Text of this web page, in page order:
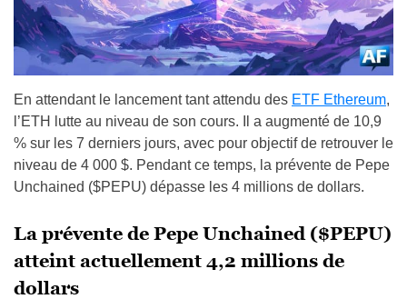
En attendant le lancement tant attendu des ETF Ethereum,
l’ETH lutte au niveau de son cours. Il a augmenté de 10,9
% sur les 7 derniers jours, avec pour objectif de retrouver le
niveau de 4 000 $. Pendant ce temps, la prévente de Pepe
Unchained ($PEPU) dépasse les 4 millions de dollars.
La prévente de Pepe Unchained ($PEPU)
atteint actuellement 4,2 millions de
dollars